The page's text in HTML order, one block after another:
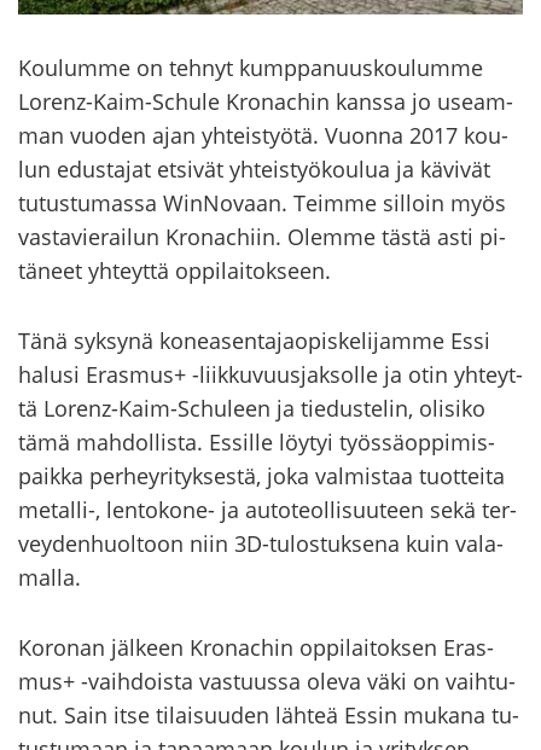
Kou­lum­me on teh­nyt kump­pa­nuus­kou­lum­me
Lorenz-​Kaim-Schule Kro­nac­hin kans­sa jo useam­
man vuo­den ajan yh­teis­työ­tä. Vuon­na 2017 kou­
lun edus­ta­jat et­si­vät yh­teis­työ­kou­lua ja kä­vi­vät
tu­tus­tu­mas­sa WinNovaan. Teim­me sil­loin myös
vas­ta­vie­rai­lun Kro­nac­hiin. Olem­me tästä asti pi­
tä­neet yh­teyt­tä op­pi­lai­tok­seen.
Tänä syk­sy­nä ko­nea­sen­ta­jao­pis­ke­li­jam­me Essi
ha­lusi Eras­mus+ -​liikkuvuusjaksolle ja otin yh­teyt­
tä Lorenz-​Kaim-Schuleen ja tie­dus­te­lin, oli­si­ko
tämä mah­dol­lis­ta. Es­sil­le löy­tyi työs­sä­op­pi­mis­
paik­ka per­hey­ri­tyk­ses­tä, joka val­mis­taa tuot­tei­ta
metalli-​, lentokone-​ ja au­to­teol­li­suu­teen sekä ter­
vey­den­huol­toon niin 3D-​tulostuksena kuin va­la­
mal­la.
Ko­ro­nan jäl­keen Kro­nac­hin op­pi­lai­tok­sen Eras­
mus+ -​vaihdoista vas­tuus­sa oleva väki on vaih­tu­
nut. Sain itse ti­lai­suu­den läh­teä Essin mu­ka­na tu­